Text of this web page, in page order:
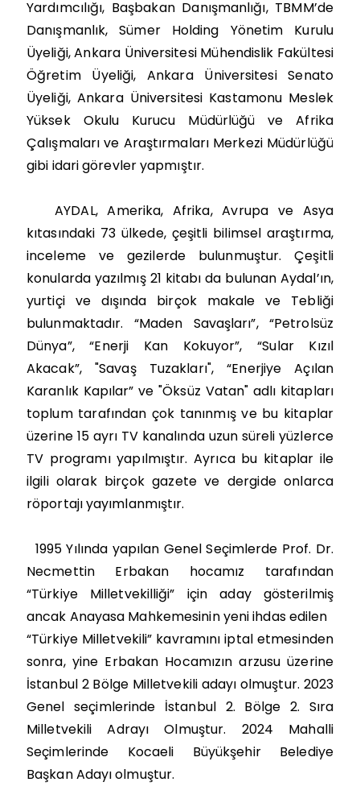
Yardımcılığı, Başbakan Danışmanlığı, TBMM’de
Danışmanlık, Sümer Holding Yönetim Kurulu
Üyeliği, Ankara Üniversitesi Mühendislik Fakültesi
Öğretim Üyeliği, Ankara Üniversitesi Senato
Üyeliği, Ankara Üniversitesi Kastamonu Meslek
Yüksek Okulu Kurucu Müdürlüğü ve Afrika
Çalışmaları ve Araştırmaları Merkezi Müdürlüğü
gibi idari görevler yapmıştır.
AYDAL, Amerika, Afrika, Avrupa ve Asya
kıtasındaki 73 ülkede, çeşitli bilimsel araştırma,
inceleme ve gezilerde bulunmuştur. Çeşitli
konularda yazılmış 21 kitabı da bulunan Aydal’ın,
yurtiçi ve dışında birçok makale ve Tebliği
bulunmaktadır. “Maden Savaşları”, “Petrolsüz
Dünya”, “Enerji Kan Kokuyor”, “Sular Kızıl
Akacak”, "Savaş Tuzakları", “Enerjiye Açılan
Karanlık Kapılar” ve "Öksüz Vatan" adlı kitapları
toplum tarafından çok tanınmış ve bu kitaplar
üzerine 15 ayrı TV kanalında uzun süreli yüzlerce
TV programı yapılmıştır. Ayrıca bu kitaplar ile
ilgili olarak birçok gazete ve dergide onlarca
röportajı yayımlanmıştır.
1995 Yılında yapılan Genel Seçimlerde Prof. Dr.
Necmettin Erbakan hocamız tarafından
“Türkiye Milletvekilliği” için aday gösterilmiş
ancak Anayasa Mahkemesinin yeni ihdas edilen
“Türkiye Milletvekili” kavramını iptal etmesinden
sonra, yine Erbakan Hocamızın arzusu üzerine
İstanbul 2 Bölge Milletvekili adayı olmuştur. 2023
Genel seçimlerinde İstanbul 2. Bölge 2. Sıra
Milletvekili Adrayı Olmuştur. 2024 Mahalli
Seçimlerinde Kocaeli Büyükşehir Belediye
Başkan Adayı olmuştur.